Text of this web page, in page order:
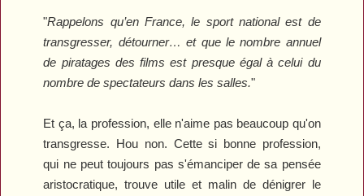
"Rappelons qu’en France, le sport national est de
transgresser, détourner… et que le nombre annuel
de piratages des films est presque égal à celui du
nombre de spectateurs dans les salles."
Et ça, la profession, elle n'aime pas beaucoup qu'on
transgresse. Hou non. Cette si bonne profession,
qui ne peut toujours pas s'émanciper de sa pensée
aristocratique, trouve utile et malin de dénigrer le